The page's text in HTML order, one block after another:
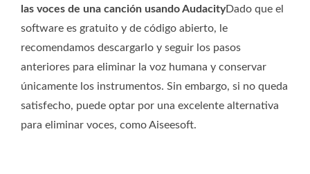
las voces de una canción usando AudacityDado que el
software es gratuito y de código abierto, le
recomendamos descargarlo y seguir los pasos
anteriores para eliminar la voz humana y conservar
únicamente los instrumentos. Sin embargo, si no queda
satisfecho, puede optar por una excelente alternativa
para eliminar voces, como Aiseesoft.